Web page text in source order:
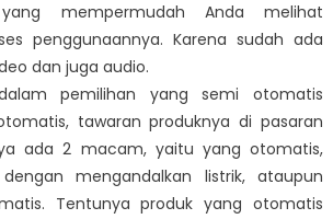
mempermudah Anda melihat
penggunaannya. Karena sudah ada
dan juga audio.
pemilihan yang semi otomatis
tawaran produknya di pasaran
ada 2 macam, yaitu yang otomatis,
mengandalkan listrik, ataupun
Tentunya produk yang otomatis